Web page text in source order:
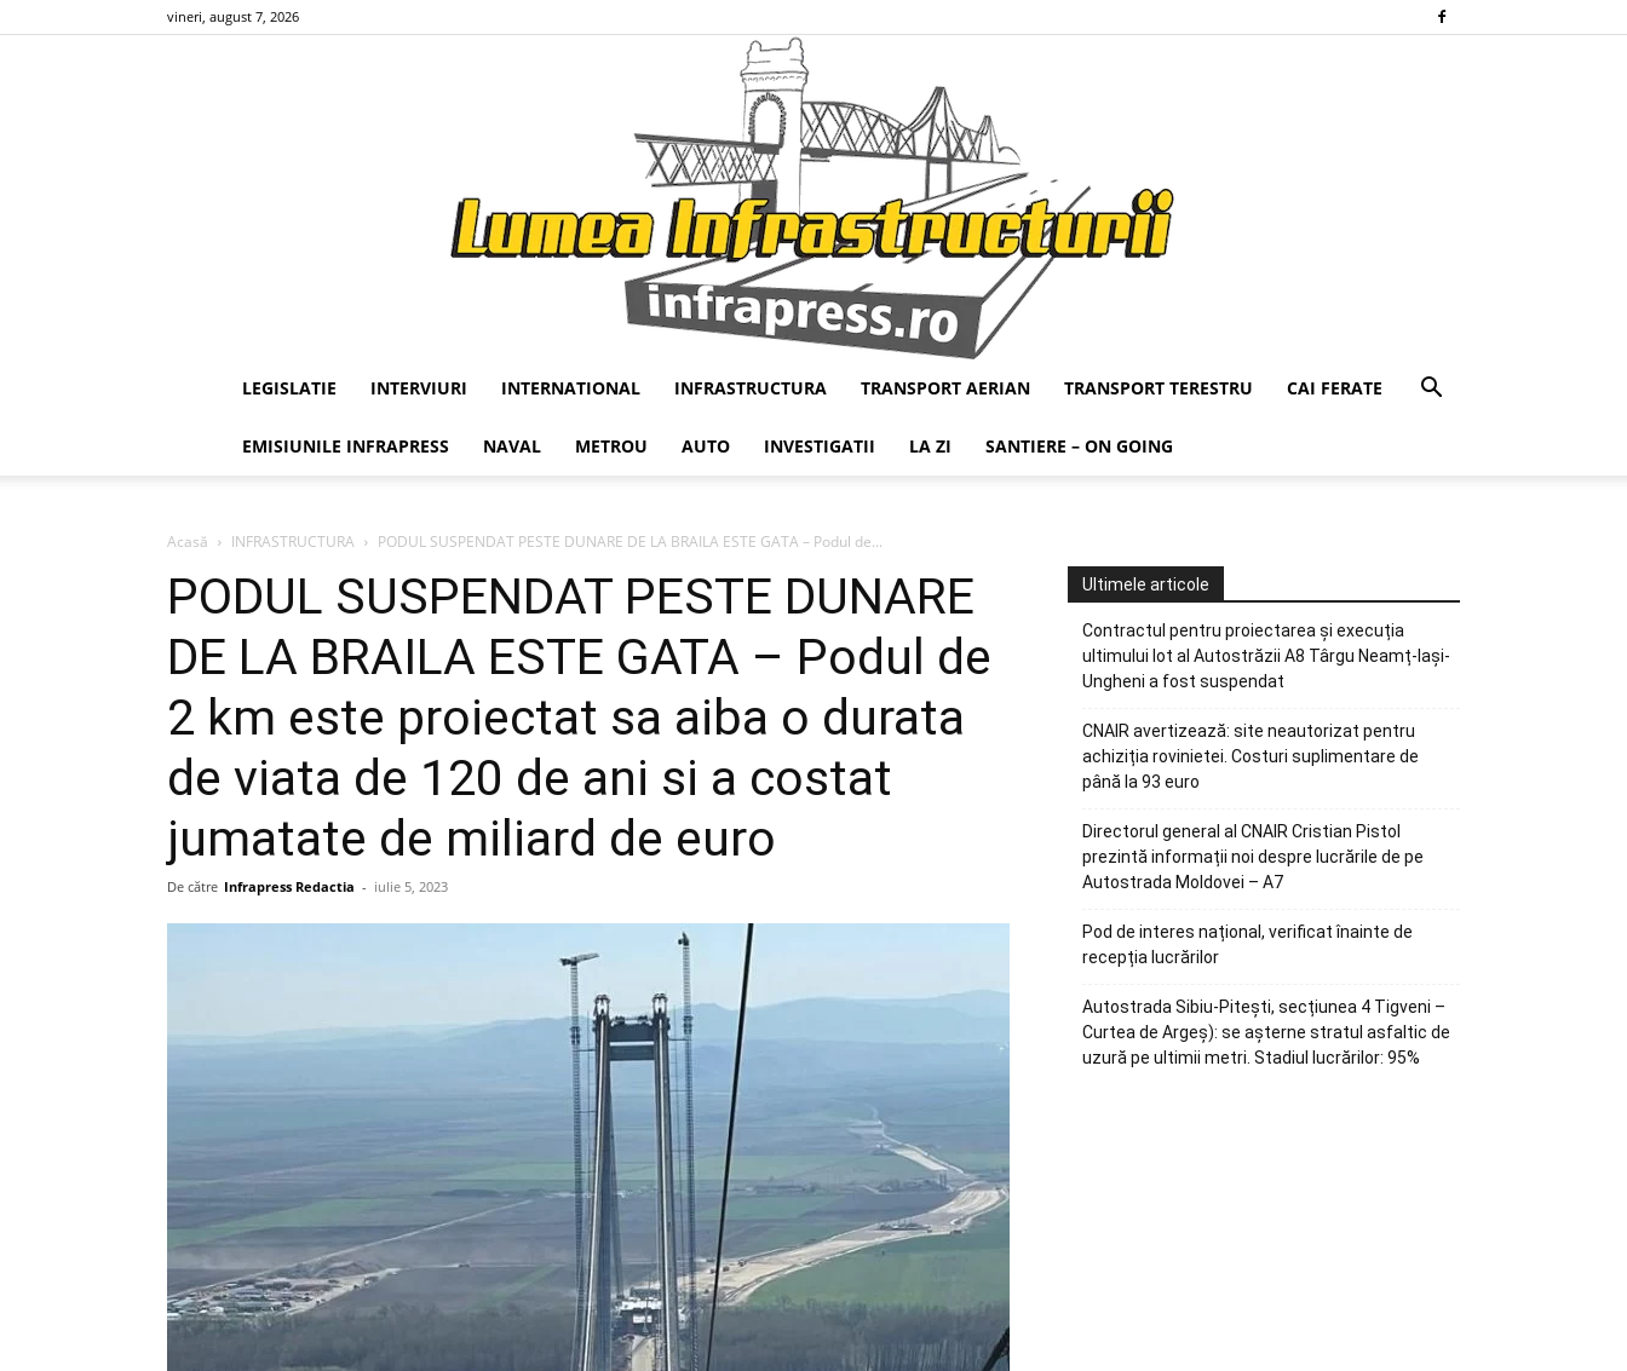
vineri, august 7, 2026
Infrapress
LEGISLATIE INTERVIURI INTERNATIONAL INFRASTRUCTURA TRANSPORT AERIAN TRANSPORT TERESTRU CAI FERATE
EMISIUNILE INFRAPRESS NAVAL METROU AUTO INVESTIGATII LA ZI SANTIERE – ON GOING
Acasă INFRASTRUCTURA PODUL SUSPENDAT PESTE DUNARE DE LA BRAILA ESTE GATA – Podul de...
PODUL SUSPENDAT PESTE DUNARE
DE LA BRAILA ESTE GATA – Podul de
2 km este proiectat sa aiba o durata
de viata de 120 de ani si a costat
jumatate de miliard de euro
De către Infrapress Redactia - iulie 5, 2023
Ultimele articole
Contractul pentru proiectarea și execuția
ultimului lot al Autostrăzii A8 Târgu Neamț-Iași-
Ungheni a fost suspendat
CNAIR avertizează: site neautorizat pentru
achiziția rovinietei. Costuri suplimentare de
până la 93 euro
Directorul general al CNAIR Cristian Pistol
prezintă informații noi despre lucrările de pe
Autostrada Moldovei – A7
Pod de interes național, verificat înainte de
recepția lucrărilor
Autostrada Sibiu-Pitești, secțiunea 4 Tigveni –
Curtea de Argeș): se așterne stratul asfaltic de
uzură pe ultimii metri. Stadiul lucrărilor: 95%